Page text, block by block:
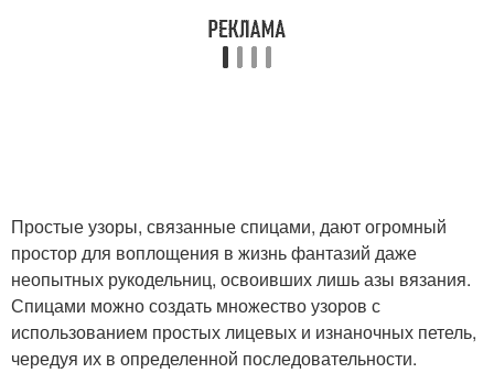
Простые узоры, связанные спицами, дают огромный
простор для воплощения в жизнь фантазий даже
неопытных рукодельниц, освоивших лишь азы вязания.
Спицами можно создать множество узоров с
использованием простых лицевых и изнаночных петель,
чередуя их в определенной последовательности.